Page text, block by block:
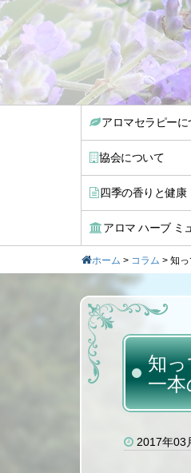
アロマセラピーに
協会について
四季の香りと健康
アロマ ハーブ ミ
ホーム > コラム > 知
知
一
2017年03